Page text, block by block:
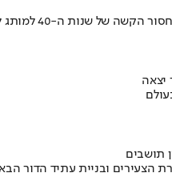
יצאה
הצעירים ובניית עתיד הדור